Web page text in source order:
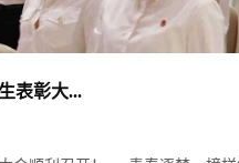
表彰大...